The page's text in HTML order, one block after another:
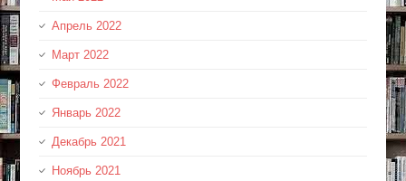
Апрель 2022
Март 2022
Февраль 2022
Январь 2022
Декабрь 2021
Ноябрь 2021